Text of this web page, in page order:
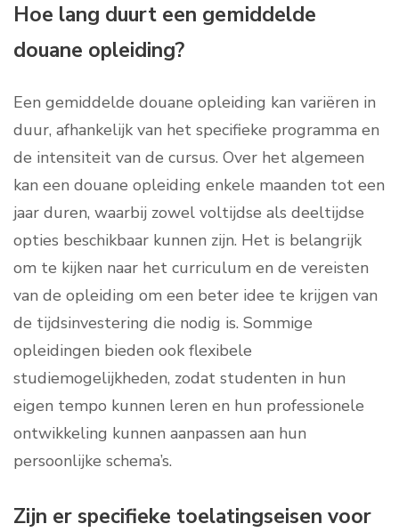
Hoe lang duurt een gemiddelde
douane opleiding?
Een gemiddelde douane opleiding kan variëren in
duur, afhankelijk van het specifieke programma en
de intensiteit van de cursus. Over het algemeen
kan een douane opleiding enkele maanden tot een
jaar duren, waarbij zowel voltijdse als deeltijdse
opties beschikbaar kunnen zijn. Het is belangrijk
om te kijken naar het curriculum en de vereisten
van de opleiding om een beter idee te krijgen van
de tijdsinvestering die nodig is. Sommige
opleidingen bieden ook flexibele
studiemogelijkheden, zodat studenten in hun
eigen tempo kunnen leren en hun professionele
ontwikkeling kunnen aanpassen aan hun
persoonlijke schema’s.
Zijn er specifieke toelatingseisen voor